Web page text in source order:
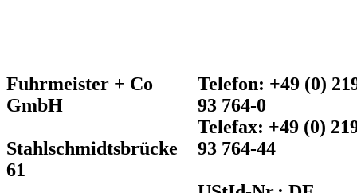
Fuhrmeister + Co
GmbH
Stahlschmidtsbrücke
61
Telefon: +49 (0)
93 764-0
Telefax: +49 (0)
93 764-44